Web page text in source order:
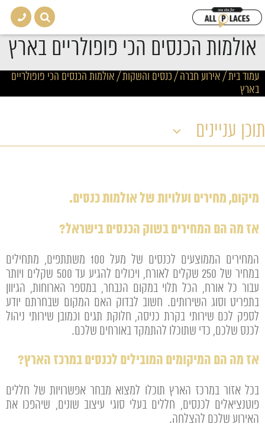
אולמות הכנסים הכי פופולריים בארץ
עמוד בית/אירוע חברה / כנסים והשקות/אולמות הכנסים הכי פופולריים
בארץ
תוכן עניינים
מיקום, מחירים ועלויות של אולמות כנסים.
אז מה הם המחירים בשוק הכנסים בישראל?
המחירים הממוצעים לכנסים של מעל 100 משתתפים, מתחילים
במחיר של 250 שקלים לאורח, ויכולים להגיע עד 500 שקלים ויותר
עבור כל אורח, הכל תלוי במקום הנבחר, במספר הארוחות, הגיוון
בתפריט וסוג השירותים. חשוב לבדוק האם המקום שבחרתם יודע
לספק לכם שירותי בקרת כניסה, חלוקת תגים וכמובן שירותי ניהול
לכנס שלכם, כדי שתוכלו להתמקד באורחים שלכם.
אז מה הם המיקומים המובילים לכנסים במרכז הארץ?
בכל אזור במרכז הארץ תוכלו למצוא מבחר אפשרויות של חללים
פוטנציאלים לכנסים, חללים בעלי סוגי עיצוב שונים, שיהפכו את
האירוע שלכם להצלחה.